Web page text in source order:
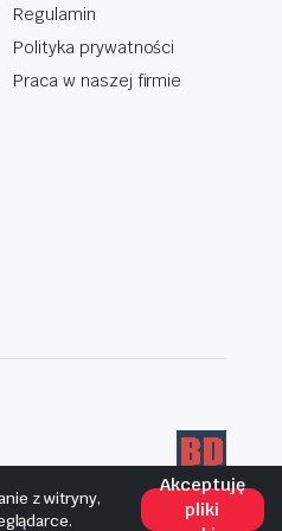
Regulamin
Polityka prywatności
Praca w naszej firmie
z witryny,
Akceptuję
pliki